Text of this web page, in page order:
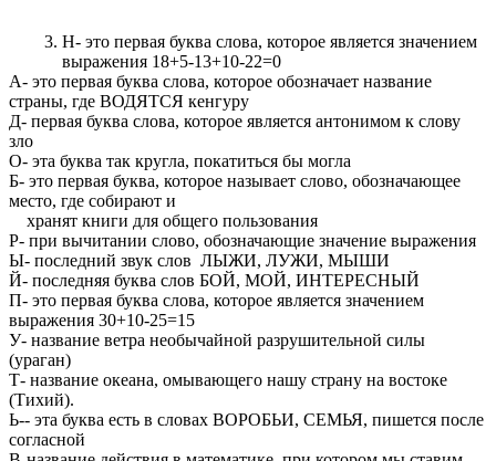
Н- это первая буква слова, которое является значением
выражения 18+5-13+10-22=0
А- это первая буква слова, которое обозначает название
страны, где ВОДЯТСЯ кенгуру
Д- первая буква слова, которое является антонимом к слову
зло
О- эта буква так кругла, покатиться бы могла
Б- это первая буква, которое называет слово, обозначающее
место, где собирают и
хранят книги для общего пользования
Р- при вычитании слово, обозначающие значение выражения
Ы- последний звук слов ЛЫЖИ, ЛУЖИ, МЫШИ
Й- последняя буква слов БОЙ, МОЙ, ИНТЕРЕСНЫЙ
П- это первая буква слова, которое является значением
выражения 30+10-25=15
У- название ветра необычайной разрушительной силы
(ураган)
Т- название океана, омывающего нашу страну на востоке
(Тихий).
Ь-- эта буква есть в словах ВОРОБЬИ, СЕМЬЯ, пишется после
согласной